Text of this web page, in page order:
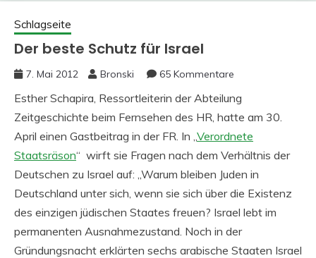
Schlagseite
Der beste Schutz für Israel
7. Mai 2012 Bronski 65 Kommentare
Esther Schapira, Ressortleiterin der Abteilung
Zeitgeschichte beim Fernsehen des HR, hatte am 30.
April einen Gastbeitrag in der FR. In „Verordnete
Staatsräson“ wirft sie Fragen nach dem Verhältnis der
Deutschen zu Israel auf: „Warum bleiben Juden in
Deutschland unter sich, wenn sie sich über die Existenz
des einzigen jüdischen Staates freuen? Israel lebt im
permanenten Ausnahmezustand. Noch in der
Gründungsnacht erklärten sechs arabische Staaten Israel